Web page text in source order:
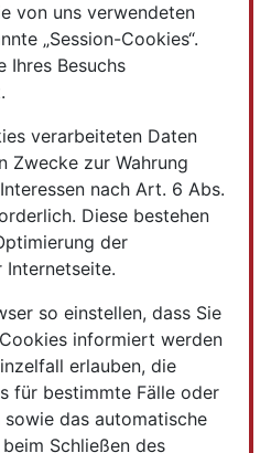
von uns verwendeten
„Session-Cookies“.
Ihres Besuchs
verarbeiteten Daten
Zwecke zur Wahrung
nach Art. 6 Abs.
Diese bestehen
der
Internetseite.
so einstellen, dass Sie
informiert werden
erlauben, die
für bestimmte Fälle oder
das automatische
Schließen des